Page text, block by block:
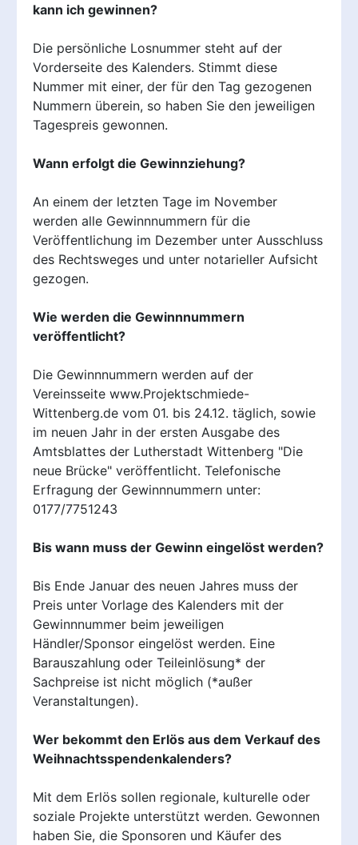
kann ich gewinnen?
Die persönliche Losnummer steht auf der
Vorderseite des Kalenders. Stimmt diese
Nummer mit einer, der für den Tag gezogenen
Nummern überein, so haben Sie den jeweiligen
Tagespreis gewonnen.
Wann erfolgt die Gewinnziehung?
An einem der letzten Tage im November
werden alle Gewinnnummern für die
Veröffentlichung im Dezember unter Ausschluss
des Rechtsweges und unter notarieller Aufsicht
gezogen.
Wie werden die Gewinnnummern
veröffentlicht?
Die Gewinnnummern werden auf der
Vereinsseite www.Projektschmiede-
Wittenberg.de vom 01. bis 24.12. täglich, sowie
im neuen Jahr in der ersten Ausgabe des
Amtsblattes der Lutherstadt Wittenberg "Die
neue Brücke" veröffentlicht. Telefonische
Erfragung der Gewinnnummern unter:
0177/7751243
Bis wann muss der Gewinn eingelöst werden?
Bis Ende Januar des neuen Jahres muss der
Preis unter Vorlage des Kalenders mit der
Gewinnnummer beim jeweiligen
Händler/Sponsor eingelöst werden. Eine
Barauszahlung oder Teileinlösung* der
Sachpreise ist nicht möglich (*außer
Veranstaltungen).
Wer bekommt den Erlös aus dem Verkauf des
Weihnachtsspendenkalenders?
Mit dem Erlös sollen regionale, kulturelle oder
soziale Projekte unterstützt werden. Gewonnen
haben Sie, die Sponsoren und Käufer des